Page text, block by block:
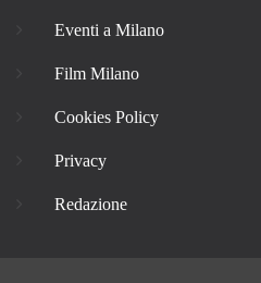
Eventi a Milano
Film Milano
Cookies Policy
Privacy
Redazione